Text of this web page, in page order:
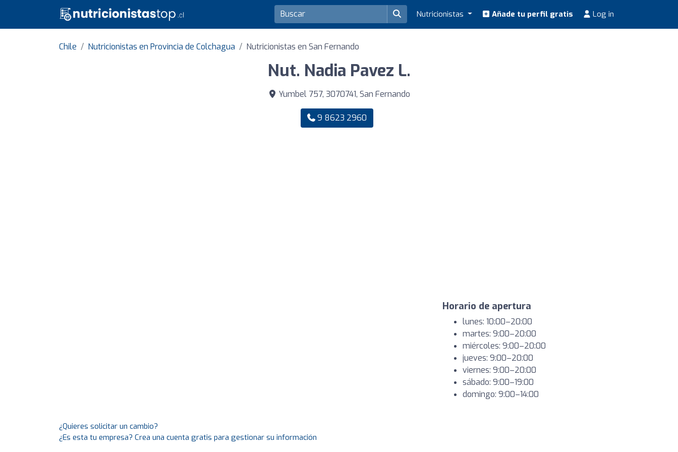
Nutricionistas Añade tu perfil gratis Log in
Chile Nutricionistas en Provincia de Colchagua Nutricionistas en San Fernando
Nut. Nadia Pavez L.
Yumbel 757, 3070741, San Fernando
9 8623 2960
Horario de apertura
lunes: 10:00–20:00
martes: 9:00–20:00
miércoles: 9:00–20:00
jueves: 9:00–20:00
viernes: 9:00–20:00
sábado: 9:00–19:00
domingo: 9:00–14:00
¿Quieres solicitar un cambio?
¿Es esta tu empresa? Crea una cuenta gratis para gestionar su información